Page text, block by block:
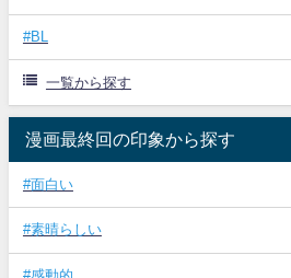
#BL
一覧から探す
漫画最終回の印象から探す
#面白い
#素晴らしい